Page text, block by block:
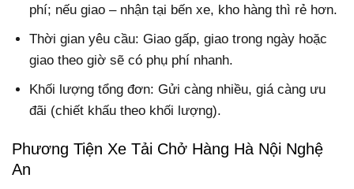
phí; nếu giao – nhận tại bến xe, kho hàng thì rẻ hơn.
Thời gian yêu cầu: Giao gấp, giao trong ngày hoặc
giao theo giờ sẽ có phụ phí nhanh.
Khối lượng tổng đơn: Gửi càng nhiều, giá càng ưu
đãi (chiết khấu theo khối lượng).
Phương Tiện Xe Tải Chở Hàng Hà Nội Nghệ
An